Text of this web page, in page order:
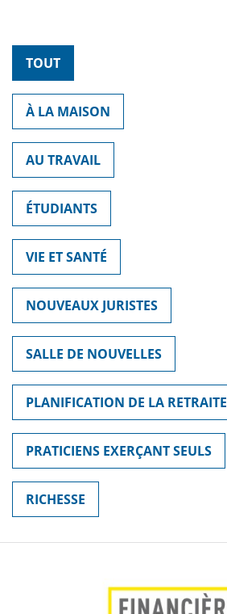
TOUT
À LA MAISON
AU TRAVAIL
ÉTUDIANTS
VIE ET SANTÉ
NOUVEAUX JURISTES
SALLE DE NOUVELLES
PLANIFICATION DE LA RETRAITE
PRATICIENS EXERÇANT SEULS
RICHESSE